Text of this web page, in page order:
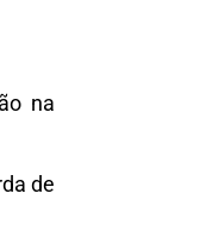
na
de